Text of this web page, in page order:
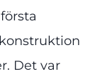
Det var